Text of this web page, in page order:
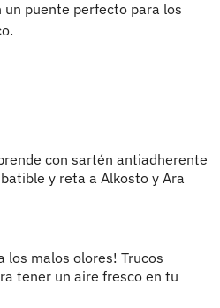
puente perfecto para los
con sartén antiadherente
y reta a Alkosto y Ara
los malos olores! Trucos
tener un aire fresco en tu